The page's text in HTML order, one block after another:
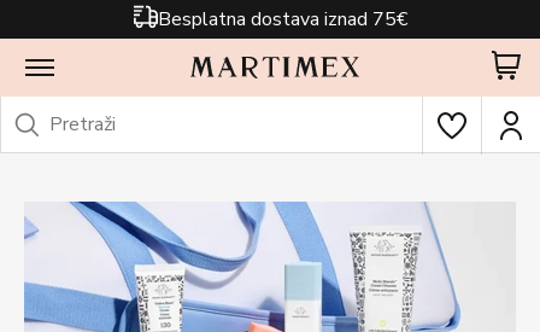
Besplatna dostava iznad 75€